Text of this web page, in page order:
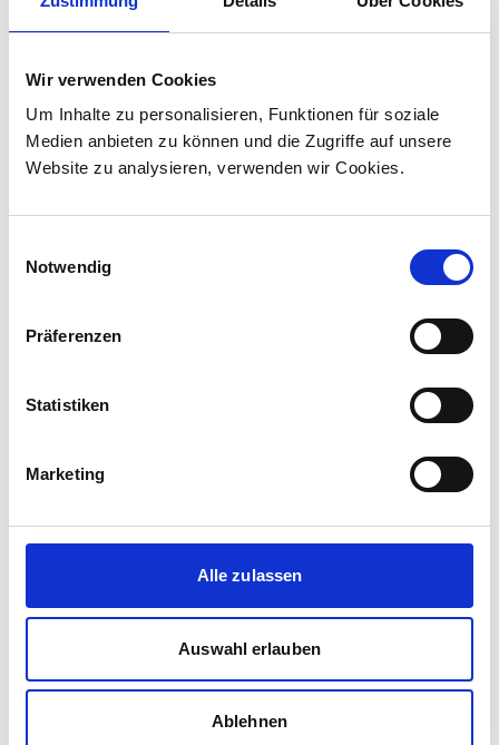
Wir verwenden Cookies
Um Inhalte zu personalisieren, Funktionen für soziale
Medien anbieten zu können und die Zugriffe auf unsere
Website zu analysieren, verwenden wir Cookies.
Notwendig
Präferenzen
Statistiken
Marketing
Alle zulassen
Auswahl erlauben
Ablehnen
30.07.2026
Stadler hat mit VIA Rail Canada einen Vertrag
über die Lieferung von 45 Hybridlokomotiven
unterzeichnet und sich damit den ersten
Lokomotivauftrag in Kanada ...
30.07.2026
New standard in Hungarian railway transport:
InterCity FLIRT fleet
GYSEV Ltd.’s procurement project for 11 FLIRT